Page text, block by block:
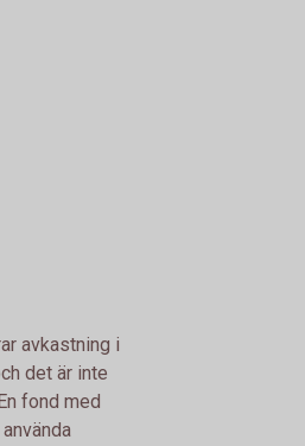
avkastning i
det är inte
fond med